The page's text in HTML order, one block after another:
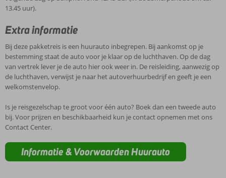
13.45 uur).
Extra informatie
Bij deze pakketreis is een huurauto inbegrepen. Bij aankomst op je
bestemming staat de auto voor je klaar op de luchthaven. Op de dag
van vertrek lever je de auto hier ook weer in. De reisleiding, aanwezig op
de luchthaven, verwijst je naar het autoverhuurbedrijf en geeft je een
welkomstenvelop.
Is je reisgezelschap te groot voor één auto? Boek dan een tweede auto
bij. Voor prijzen en beschikbaarheid kun je contact opnemen met ons
Contact Center.
Informatie & Voorwaarden Huurauto